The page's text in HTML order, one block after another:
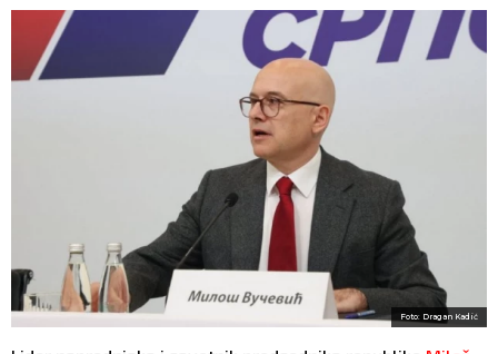
Foto: Dragan Kadić